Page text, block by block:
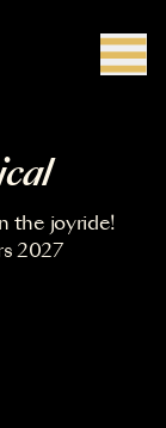
the joyride!
2027